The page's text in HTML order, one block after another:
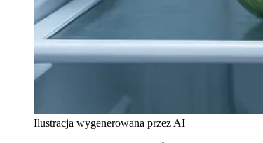
Ilustracja wygenerowana przez AI